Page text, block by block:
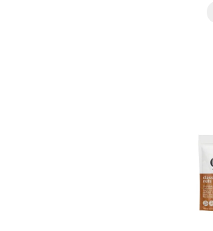
de vida ou simplesmente deseja
qualquer refeição em um
a energia ao longo do dia. É uma